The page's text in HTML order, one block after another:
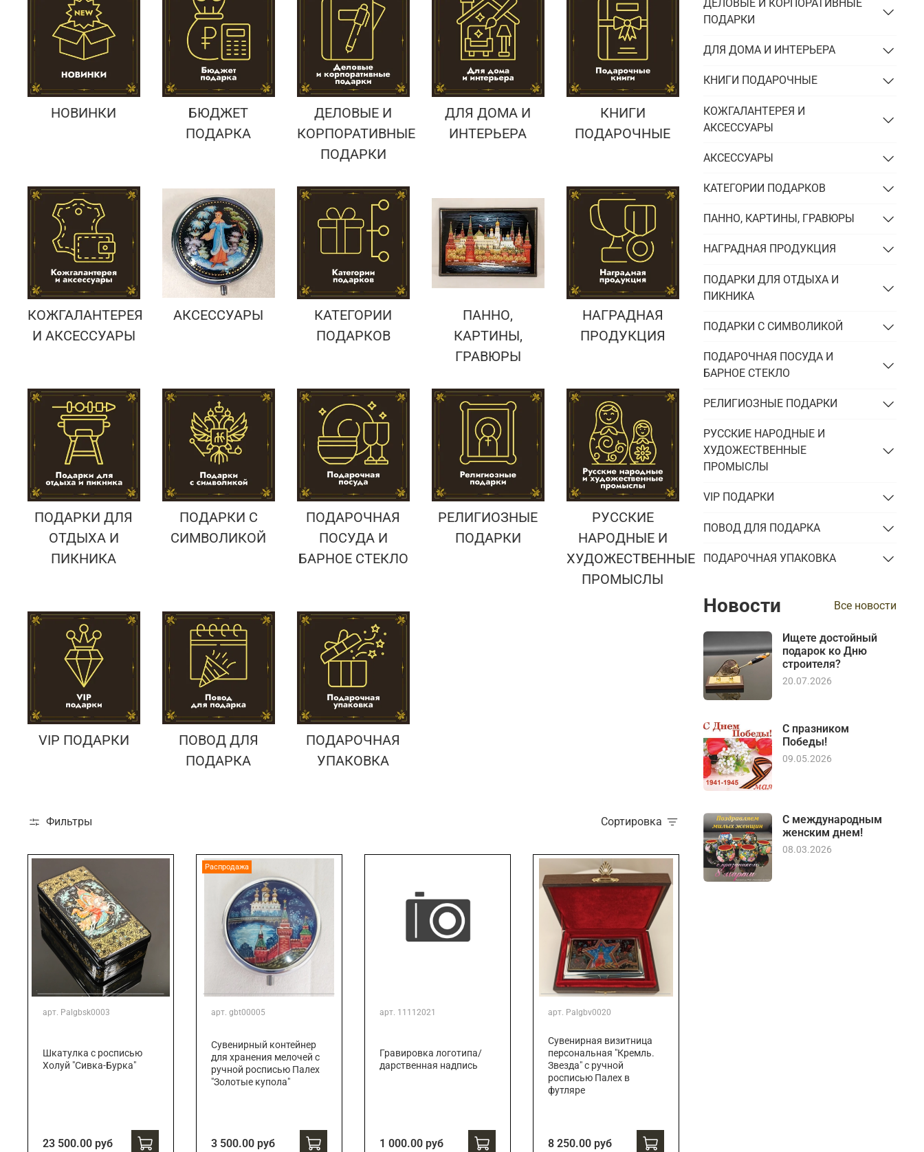
Подарки банковскому работнику
Подарки брокеру
Подарки директору/руководителю
Подарки страховщику
Подарки строителю
Подарки учителю
Подарки энергетику
Подарки юристу
НОВИНКИ
БЮДЖЕТ
ПОДАРКА
ДЕЛОВЫЕ И
КОРПОРАТИВНЫЕ
ПОДАРКИ
ДЛЯ ДОМА И
ИНТЕРЬЕРА
КНИГИ
ПОДАРОЧНЫЕ
КОЖГАЛАНТЕРЕЯ
И АКСЕССУАРЫ
АКСЕССУАРЫ
КАТЕГОРИИ
ПОДАРКОВ
ПАННО,
КАРТИНЫ,
ГРАВЮРЫ
НАГРАДНАЯ
ПРОДУКЦИЯ
ПОДАРКИ ДЛЯ
ОТДЫХА И
ПИКНИКА
ПОДАРКИ С
СИМВОЛИКОЙ
ПОДАРОЧНАЯ
ПОСУДА И
БАРНОЕ СТЕКЛО
РЕЛИГИОЗНЫЕ
ПОДАРКИ
РУССКИЕ
НАРОДНЫЕ И
ХУДОЖЕСТВЕННЫЕ
ПРОМЫСЛЫ
VIP ПОДАРКИ
ПОВОД ДЛЯ
ПОДАРКА
ПОДАРОЧНАЯ
УПАКОВКА
Фильтры Сортировка
арт. Palgbsk0003
Шкатулка с росписью
Холуй "Сивка-Бурка"
23 500.00 руб
Распродажа
арт. gbt00005
Сувенирный контейнер
для хранения мелочей с
ручной росписью Палех
"Золотые купола"
3 500.00 руб
арт. 11112021
Гравировка логотипа/
дарственная надпись
1 000.00 руб
арт. Palgbv0020
Сувенирная визитница
персональная "Кремль.
Звезда" с ручной
росписью Палех в
футляре
8 250.00 руб
ДЕЛОВЫЕ И КОРПОРАТИВНЫЕ
ПОДАРКИ
ДЛЯ ДОМА И ИНТЕРЬЕРА
КНИГИ ПОДАРОЧНЫЕ
КОЖГАЛАНТЕРЕЯ И
АКСЕССУАРЫ
АКСЕССУАРЫ
КАТЕГОРИИ ПОДАРКОВ
ПАННО, КАРТИНЫ, ГРАВЮРЫ
НАГРАДНАЯ ПРОДУКЦИЯ
ПОДАРКИ ДЛЯ ОТДЫХА И
ПИКНИКА
ПОДАРКИ С СИМВОЛИКОЙ
ПОДАРОЧНАЯ ПОСУДА И
БАРНОЕ СТЕКЛО
РЕЛИГИОЗНЫЕ ПОДАРКИ
РУССКИЕ НАРОДНЫЕ И
ХУДОЖЕСТВЕННЫЕ
ПРОМЫСЛЫ
VIP ПОДАРКИ
ПОВОД ДЛЯ ПОДАРКА
ПОДАРОЧНАЯ УПАКОВКА
Новости Все новости
Ищете достойный
подарок ко Дню
строителя?
20.07.2026
С празником
Победы!
09.05.2026
С международным
женским днем!
08.03.2026